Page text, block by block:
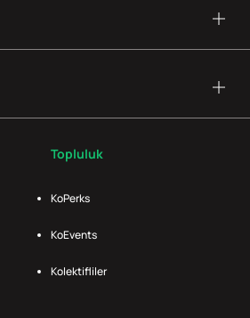
Topluluk
KoPerks
KoEvents
Kolektifliler